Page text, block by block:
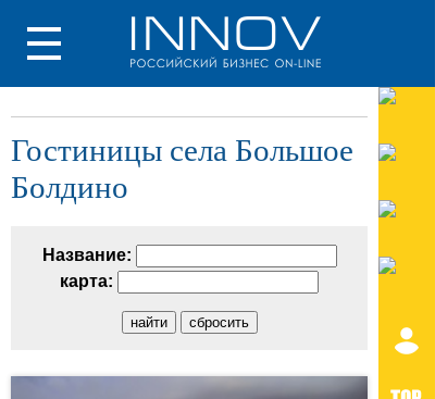
Гостиницы села Большое
Болдино
Название:
карта: